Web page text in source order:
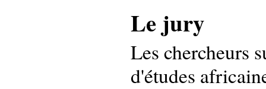
Le jury
Les chercheurs
d'études